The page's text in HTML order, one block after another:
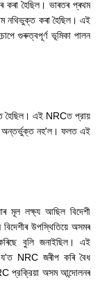
কৰা হৈছিল। ভাৰতৰ প্ৰথম
নথিভুক্ত কৰা হৈছিল। এই
গুৰুত্বপূৰ্ণ ভূমিকা পালন
হৈছিল। এই NRCত প্রায়
অন্তর্ভুক্ত নহ'ল। ফলত এই
মূল লক্ষ্য আছিল বিদেশী
উপস্থিতিয়ে অসমৰ
বুলি জনাইছিল। এই
য'ত NRCজৰীপ কৰি বৈধ
প্রক্রিয়া অসম আন্দোলনৰ